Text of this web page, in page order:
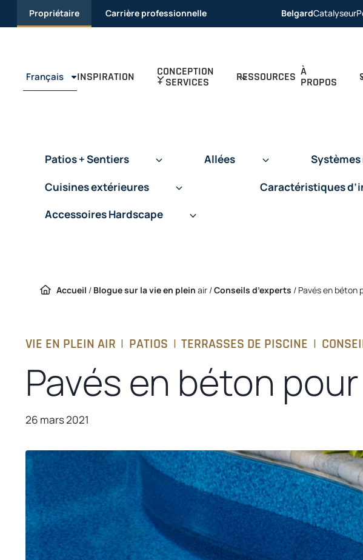
PasserPropriétaire Carrière professionnelle BelgardCatalyseur
opens
in in
Français INSPIRATION CONCEPTION
+ SERVICES RESSOURCES À
PROPOS
Patios + Sentiers Allées
Cuisines extérieures
Caractéristiques
Accessoires Hardscape
Accueil / Blogue sur la vie en plein air /Conseils d’experts / Pavés en béton
VIE EN PLEIN AIR | PATIOS | TERRASSES DE PISCINE |
Pavés en béton
26 mars 2021